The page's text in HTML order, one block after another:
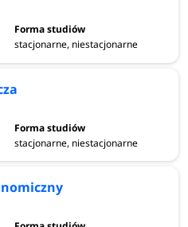
stacjonarne, niestacjonarne
stacjonarne, niestacjonarne